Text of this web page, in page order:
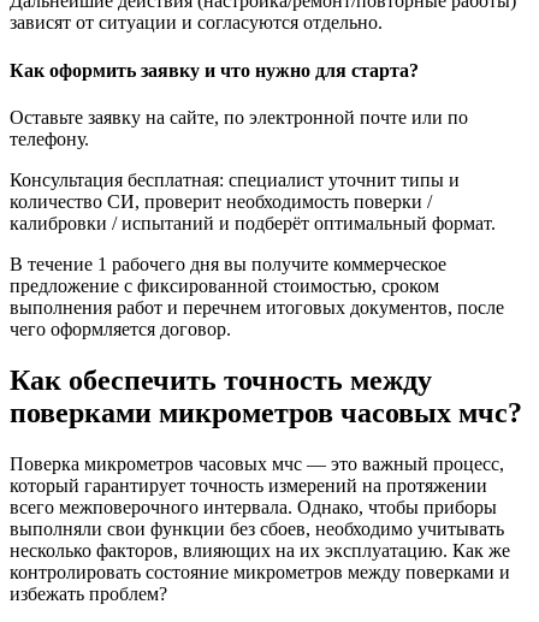
зависят от ситуации и согласуются отдельно.
Как оформить заявку и что нужно для старта?
Оставьте заявку на сайте, по электронной почте или по
телефону.
Консультация бесплатная: специалист уточнит типы и
количество СИ, проверит необходимость поверки /
калибровки / испытаний и подберёт оптимальный формат.
В течение 1 рабочего дня вы получите коммерческое
предложение с фиксированной стоимостью, сроком
выполнения работ и перечнем итоговых документов, после
чего оформляется договор.
Как обеспечить точность между
поверками микрометров часовых мчс?
Поверка микрометров часовых мчс — это важный процесс,
который гарантирует точность измерений на протяжении
всего межповерочного интервала. Однако, чтобы приборы
выполняли свои функции без сбоев, необходимо учитывать
несколько факторов, влияющих на их эксплуатацию. Как же
контролировать состояние микрометров между поверками и
избежать проблем?